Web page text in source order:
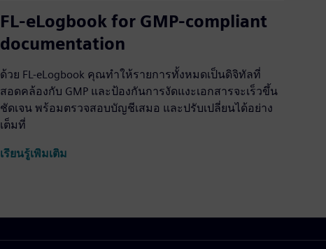
FL-eLogbook for GMP-compliant
documentation
ด้วย FL-eLogbook คุณทำให้รายการทั้งหมดเป็นดิจิทัลที่
สอดคล้องกับ GMP และป้องกันการงัดแงะเอกสารจะเร็วขึ้น
ชัดเจน พร้อมตรวจสอบบัญชีเสมอ และปรับเปลี่ยนได้อย่าง
เต็มที่
เรียนรู้เพิ่มเติม